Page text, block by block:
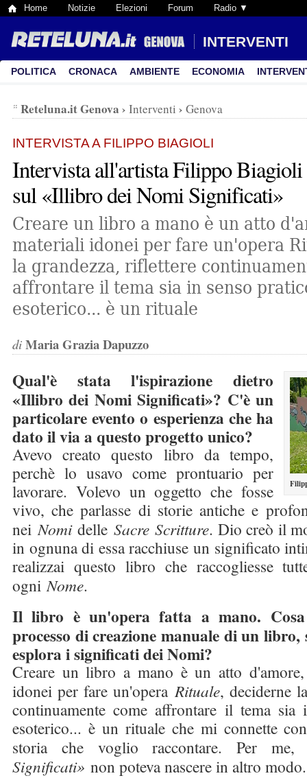
Home Notizie Elezioni Forum Radio ▼
INTERVENTI
POLITICA CRONACA AMBIENTE ECONOMIA
Reteluna.it Genova › Interventi › Genova
INTERVISTA A FILIPPO BIAGIOLI
Intervista all'artista Filippo Biagioli
sul «Illibro dei Nomi Significati»
Creare un libro a mano è un atto
materiali idonei per fare un'opera
la grandezza, riflettere
affrontare il tema sia in senso
esoterico... è un rituale
di Maria Grazia Dapuzzo
Qual'è stata l'ispirazione dietro
«Illibro dei Nomi Significati»? C'è un
particolare evento o esperienza che ha
dato il via a questo progetto unico?
Avevo creato questo libro da tempo,
perchè lo usavo come prontuario per
lavorare. Volevo un oggetto che fosse
vivo, che parlasse di storie antiche e
neiNomi delle Sacre Scritture. Dio creò il
in ognuna di essa racchiuse un significato
realizzai questo libro che raccogliesse
ogniNome.
Il libro è un'opera fatta a mano.
processo di creazione manuale di un
esplora i significati dei Nomi?
Creare un libro a mano è un atto
idonei per fare un'operaRituale, deciderne
continuamente come affrontare il tema sia
esoterico... è un rituale che mi connette
storia che voglio raccontare. Per
Significati» non poteva nascere in altro modo.